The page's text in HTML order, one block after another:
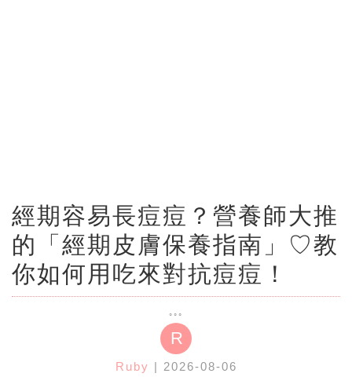
經期容易長痘痘？營養師大推
的「經期皮膚保養指南」♡教
你如何用吃來對抗痘痘！
R
Ruby | 2026-08-06